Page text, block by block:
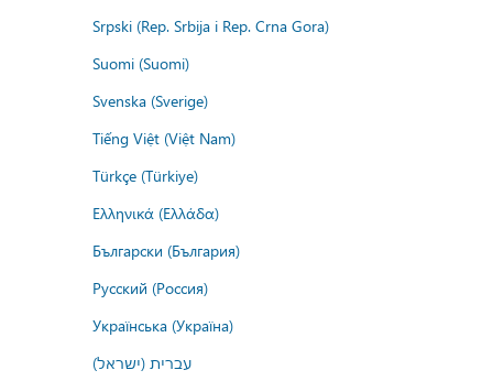
Srpski (Rep. Srbija i Rep. Crna Gora)
Suomi (Suomi)
Svenska (Sverige)
Tiếng Việt (Việt Nam)
Türkçe (Türkiye)
Ελληνικά (Ελλάδα)
Български (България)
Русский (Россия)
Українська (Україна)
עברית (ישראל)